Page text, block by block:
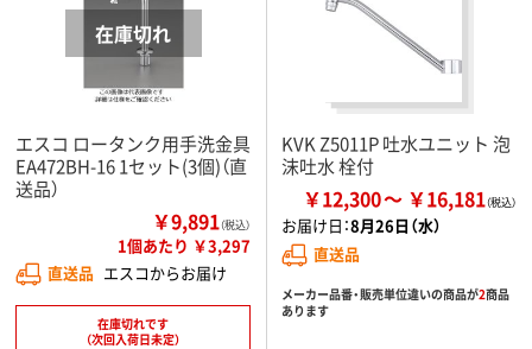
エスコ ロータンク用手洗金具
EA472BH-16 1セット(3個)（直
送品）
￥9,891（税込）
1個あたり ￥3,297
直送品 エスコからお届け
在庫切れです
（次回入荷日未定）
KVK Z5011P 吐水ユニット 泡
沫吐水 栓付
￥12,300 ￥16,181
お届け日：8月26日（水）
直送品
メーカー品番・販売単位違いの商品が2商品
あります